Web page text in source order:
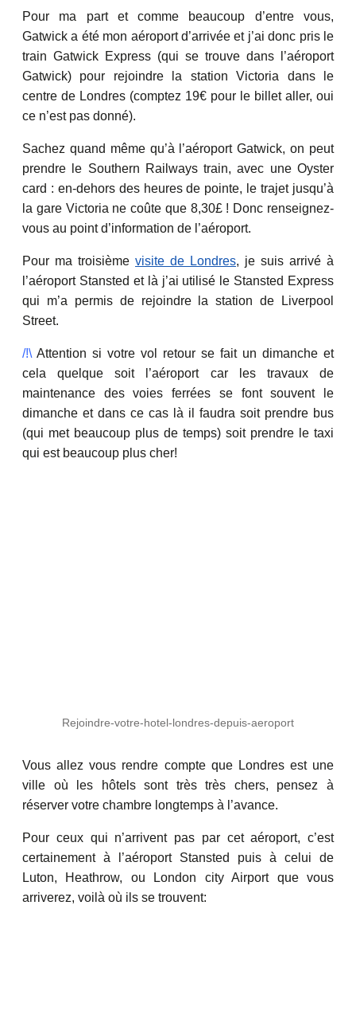
Pour ma part et comme beaucoup d’entre vous,
Gatwick a été mon aéroport d’arrivée et j’ai donc pris le
train Gatwick Express (qui se trouve dans l’aéroport
Gatwick) pour rejoindre la station Victoria dans le
centre de Londres (comptez 19€ pour le billet aller, oui
ce n’est pas donné).
Sachez quand même qu’à l’aéroport Gatwick, on peut
prendre le Southern Railways train, avec une Oyster
card : en-dehors des heures de pointe, le trajet jusqu’à
la gare Victoria ne coûte que 8,30£ ! Donc renseignez-
vous au point d’information de l’aéroport.
Pour ma troisième visite de Londres, je suis arrivé à
l’aéroport Stansted et là j’ai utilisé le Stansted Express
qui m’a permis de rejoindre la station de Liverpool
Street.
/!\ Attention si votre vol retour se fait un dimanche et
cela quelque soit l’aéroport car les travaux de
maintenance des voies ferrées se font souvent le
dimanche et dans ce cas là il faudra soit prendre bus
(qui met beaucoup plus de temps) soit prendre le taxi
qui est beaucoup plus cher!
Rejoindre-votre-hotel-londres-depuis-aeroport
Vous allez vous rendre compte que Londres est une
ville où les hôtels sont très très chers, pensez à
réserver votre chambre longtemps à l’avance.
Pour ceux qui n’arrivent pas par cet aéroport, c’est
certainement à l’aéroport Stansted puis à celui de
Luton, Heathrow, ou London city Airport que vous
arriverez, voilà où ils se trouvent: